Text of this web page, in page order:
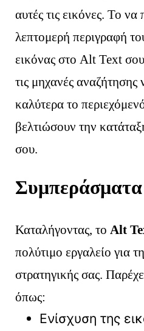
αυτές τις εικόνες. Το να
λεπτομερή περιγραφή
εικόνας στο Alt Text
τις μηχανές
καλύτερα το
βελτιώσουν την
σου.
Συμπεράσματα
Καταλήγοντας, το Alt
πολύτιμο εργαλείο για
στρατηγικής σας.
όπως:
Ενίσχυση της